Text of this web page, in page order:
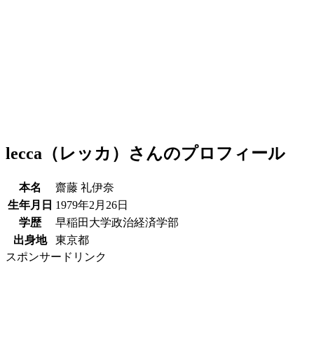
lecca（レッカ）さんのプロフィール
本名
齋藤 礼伊奈
生年月日 1979年2月26日
学歴
早稲田大学政治経済学部
出身地
東京都
スポンサードリンク